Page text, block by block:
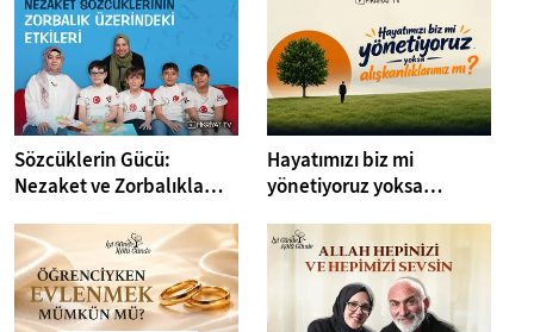
Sözcüklerin Gücü:
Nezaket ve Zorbalıkla
Hayatımızı biz mi
yönetiyoruz yoksa
Çerezlik 7. Bölüm I
Fikriyat